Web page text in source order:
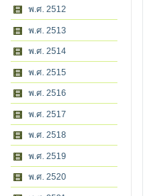
พ.ศ. 2512
พ.ศ. 2513
พ.ศ. 2514
พ.ศ. 2515
พ.ศ. 2516
พ.ศ. 2517
พ.ศ. 2518
พ.ศ. 2519
พ.ศ. 2520